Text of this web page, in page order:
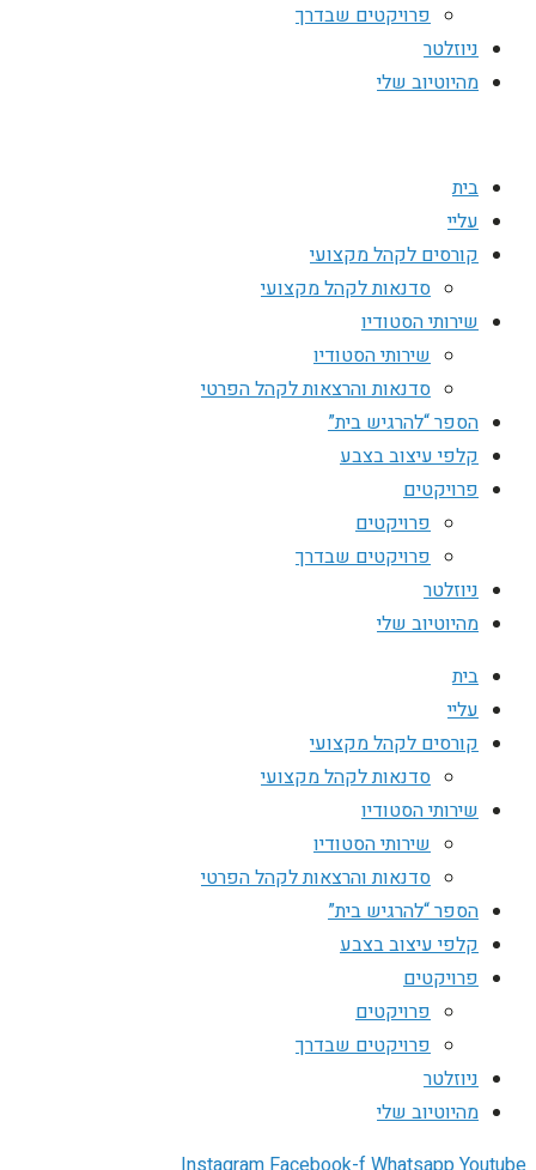
פרויקטים שבדרך
ניוזלטר
מהיוטיוב שלי
בית
עליי
קורסים לקהל מקצועי
סדנאות לקהל מקצועי
שירותי הסטודיו
שירותי הסטודיו
סדנאות והרצאות לקהל הפרטי
הספר “להרגיש בית”
קלפי עיצוב בצבע
פרויקטים
פרויקטים
פרויקטים שבדרך
ניוזלטר
מהיוטיוב שלי
בית
עליי
קורסים לקהל מקצועי
סדנאות לקהל מקצועי
שירותי הסטודיו
שירותי הסטודיו
סדנאות והרצאות לקהל הפרטי
הספר “להרגיש בית”
קלפי עיצוב בצבע
פרויקטים
פרויקטים
פרויקטים שבדרך
ניוזלטר
מהיוטיוב שלי